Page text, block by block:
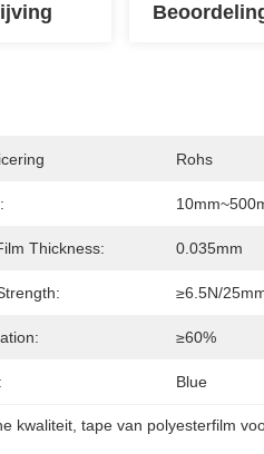
Rohs
Thickness: 0.035mm
≥6.5N/
≥60%
Blue
kwaliteit , tape van polyesterfilm